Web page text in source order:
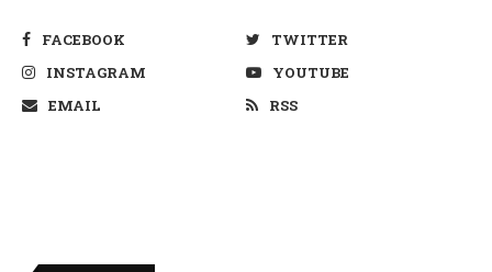
FACEBOOK
TWITTER
INSTAGRAM
YOUTUBE
EMAIL
RSS